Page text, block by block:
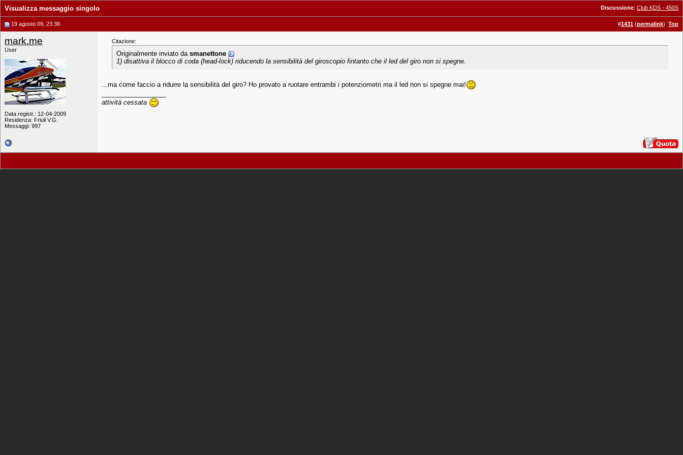
Discussione: Club KDS - 450S
Visualizza messaggio singolo
19 agosto 09, 23:38 #1431 (permalink) Top
mark.me
User
Data registr.: 12-04-2009
Residenza: Friuli V.G.
Messaggi: 997
Citazione:
Originalmente inviato da smanettone
1) disattiva il blocco di coda (head-lock) riducendo la sensibilità del giroscopio fintanto che il led del giro non si spegne.
...ma come faccio a ridurre la sensibilità del giro? Ho provato a ruotare entrambi i potenziometri ma il led non si spegne mai!
attività cessata